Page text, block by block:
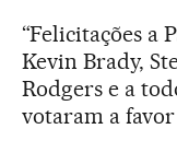
“Felicitações a
Kevin Brady,
Rodgers e a
votaram a